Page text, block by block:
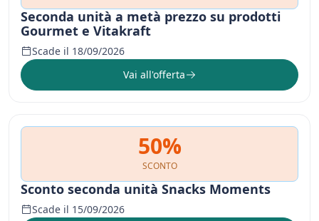
Seconda unità a metà prezzo su prodotti
Gourmet e Vitakraft
Scade il 18/09/2026
Vai all'offerta
50%
SCONTO
Sconto seconda unità Snacks Moments
Scade il 15/09/2026